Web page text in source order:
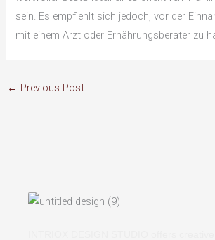
sein. Es empfiehlt sich jedoch, vor der
mit einem Arzt oder Ernährungsberater zu
← Previous Post